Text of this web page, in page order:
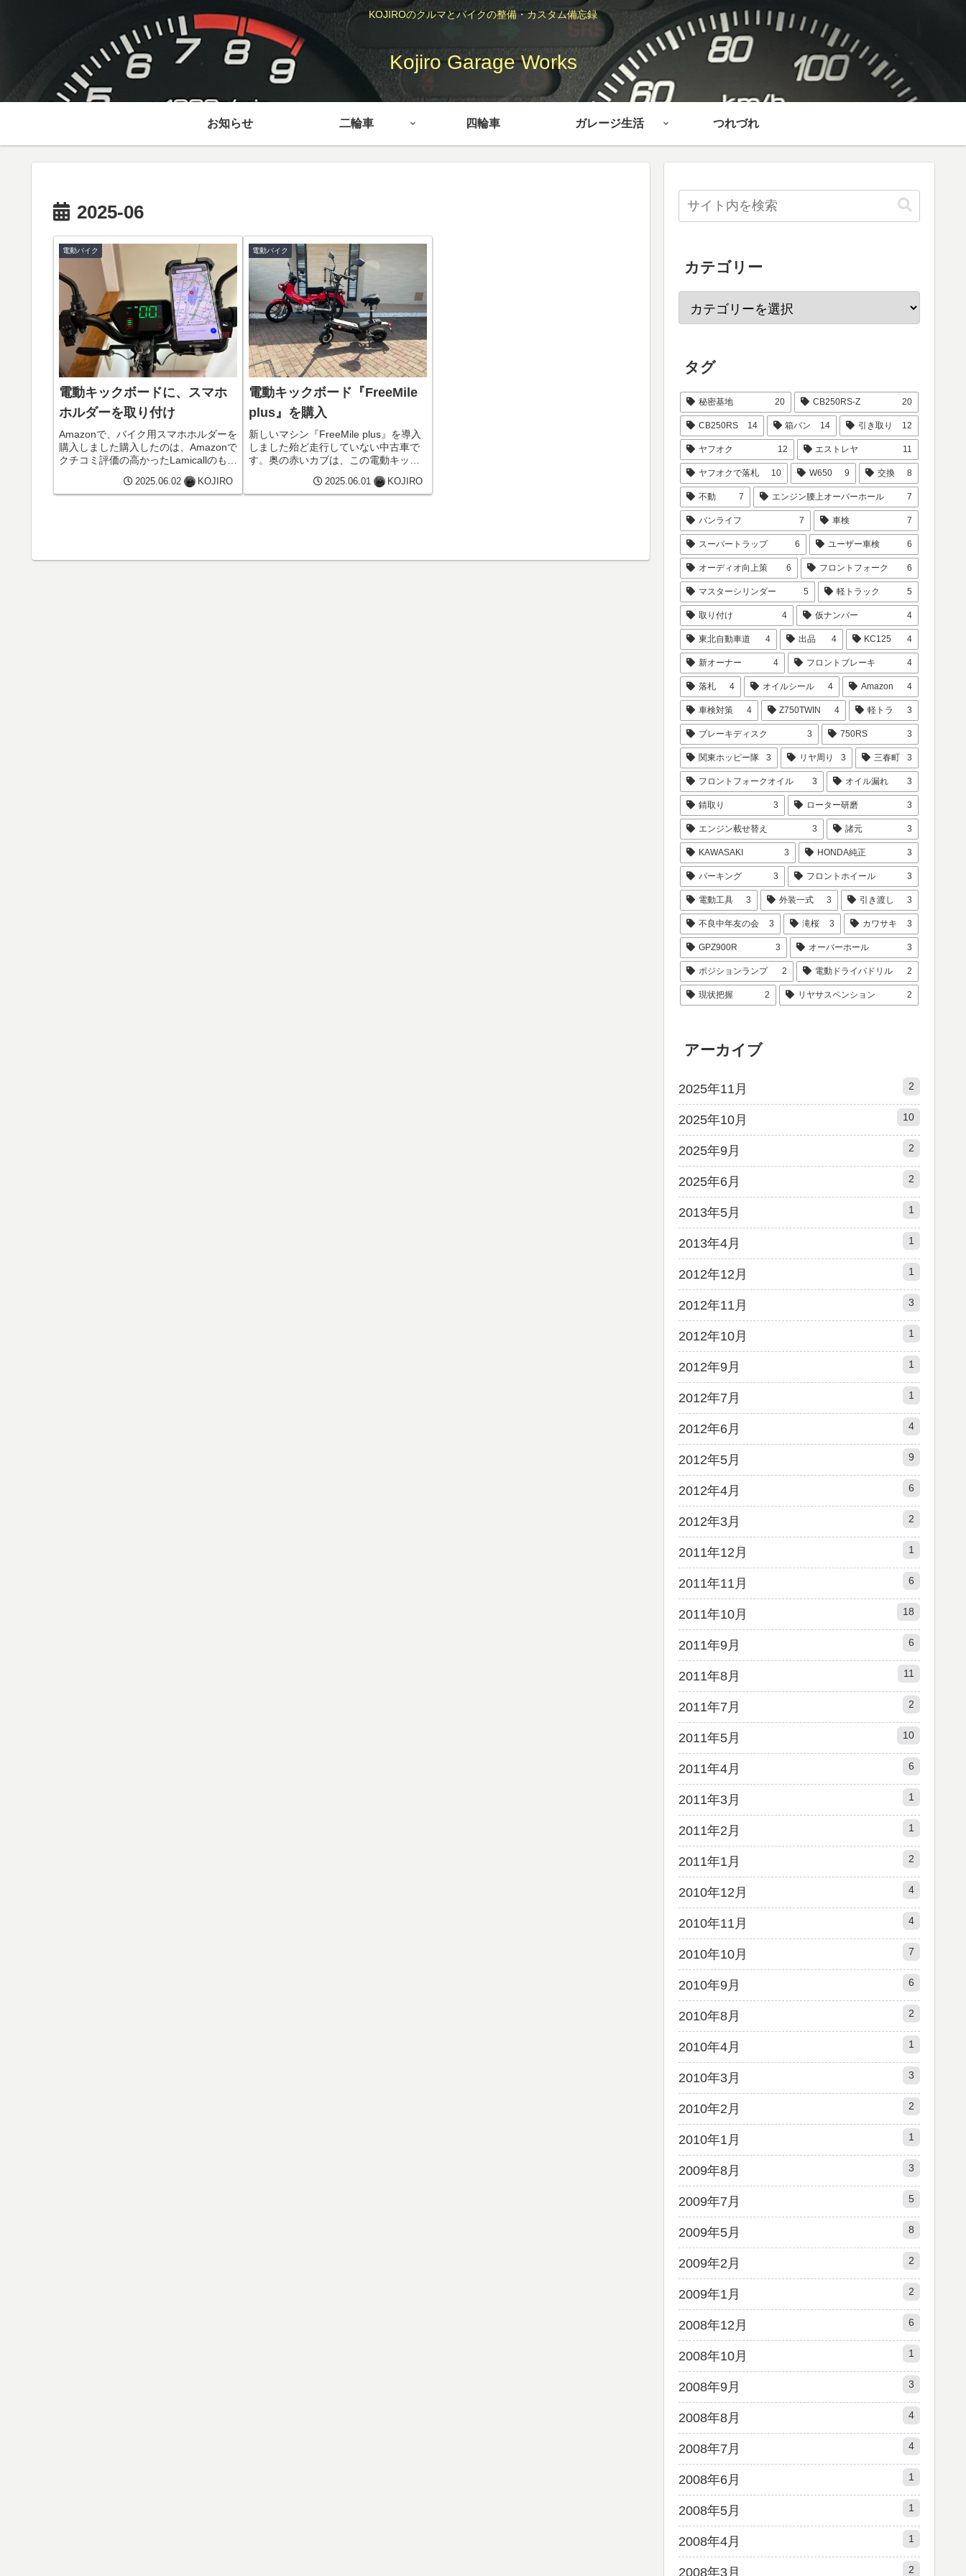
KOJIROのクルマとバイクの整備・カスタム備忘録
Kojiro Garage Works
お知らせ 二輪車 四輪車 ガレージ生活 つれづれ
2025-06
電動バイク
電動キックボードに、スマホ
ホルダーを取り付け
Amazonで、バイク用スマホホルダーを
購入しました購入したのは、Amazonで
クチコミ評価の高かったLamicallのもの
感じです。安心して？ご近所散策に出
かけられそうです。
2025.06.02 KOJIRO
電動バイク
電動キックボード『FreeMile
plus』を購入
新しいマシン『FreeMile plus』を導入
しました殆ど走行していない中古車で
す。奥の赤いカブは、この電動キック
す。永福から自走で自宅まで永福駅前
から井ノ頭通りを走って帰宅しました
2025.06.01 KOJIRO
カテゴリー
タグ
秘密基地 20 CB250RS-Z 20
CB250RS 14 箱バン 14 引き取り 12
ヤフオク 12 エストレヤ 11
ヤフオクで落札 10 W650 9 交換 8
不動 7 エンジン腰上オーバーホール 7
バンライフ 7 車検 7
スーパートラップ 6 ユーザー車検 6
オーディオ向上策 6 フロントフォーク 6
マスターシリンダー 5 軽トラック 5
取り付け 4 仮ナンバー 4
東北自動車道 4 出品 4 KC125 4
新オーナー 4 フロントブレーキ 4
落札 4 オイルシール 4 Amazon 4
車検対策 4 Z750TWIN 4 軽トラ 3
ブレーキディスク 3 750RS 3
関東ホッピー隊 3 リヤ周り 3 三春町 3
フロントフォークオイル 3 オイル漏れ 3
錆取り 3 ローター研磨 3
エンジン載せ替え 3 諸元 3
KAWASAKI 3 HONDA純正 3
パーキング 3 フロントホイール 3
電動工具 3 外装一式 3 引き渡し 3
不良中年友の会 3 滝桜 3 カワサキ 3
GPZ900R 3 オーバーホール 3
ポジションランプ 2 電動ドライバドリル 2
現状把握 2 リヤサスペンション 2
アーカイブ
2025年11月 2
2025年10月 10
2025年9月 2
2025年6月 2
2013年5月 1
2013年4月 1
2012年12月 1
2012年11月 3
2012年10月 1
2012年9月 1
2012年7月 1
2012年6月 4
2012年5月 9
2012年4月 6
2012年3月 2
2011年12月 1
2011年11月 6
2011年10月 18
2011年9月 6
2011年8月 11
2011年7月 2
2011年5月 10
2011年4月 6
2011年3月 1
2011年2月 1
2011年1月 2
2010年12月 4
2010年11月 4
2010年10月 7
2010年9月 6
2010年8月 2
2010年4月 1
2010年3月 3
2010年2月 2
2010年1月 1
2009年8月 3
2009年7月 5
2009年5月 8
2009年2月 2
2009年1月 2
2008年12月 6
2008年10月 1
2008年9月 3
2008年8月 4
2008年7月 4
2008年6月 1
2008年5月 1
2008年4月 1
2008年3月 2